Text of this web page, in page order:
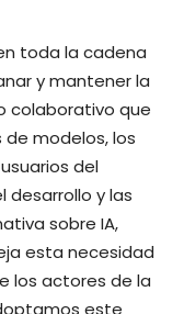
toda la cadena
y mantener la
colaborativo que
modelos, los
del
desarrollo y las
sobre IA,
esta necesidad
los actores de la
este